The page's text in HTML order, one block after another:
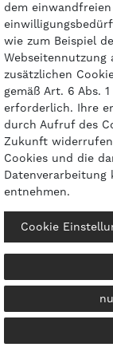
© 2026 gasprofi /
dem
wie zum Beispiel
Webseitennutzung
zusätzlichen
gemäß Art. 6 Abs. 1
erforderlich. Ihre
durch Aufruf des
Zukunft
Cookies und die
Datenverarbeitung
entnehmen.
Cookie